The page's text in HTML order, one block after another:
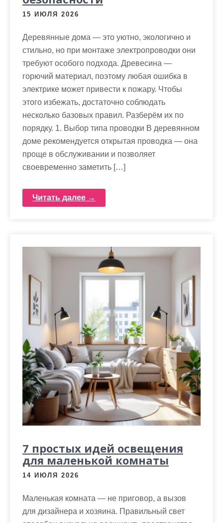
15 ИЮЛЯ 2026
Деревянные дома — это уютно, экологично и
стильно, но при монтаже электропроводки они
требуют особого подхода. Древесина —
горючий материал, поэтому любая ошибка в
электрике может привести к пожару. Чтобы
этого избежать, достаточно соблюдать
несколько базовых правил. Разберём их по
порядку. 1. Выбор типа проводки В деревянном
доме рекомендуется открытая проводка — она
проще в обслуживании и позволяет
своевременно заметить […]
Читать далее →
7 простых идей освещения
для маленькой комнаты
14 ИЮЛЯ 2026
Маленькая комната — не приговор, а вызов
для дизайнера и хозяина. Правильный свет